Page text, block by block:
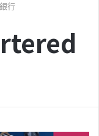
行